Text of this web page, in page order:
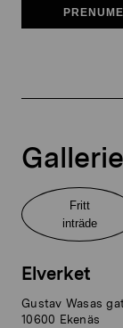
Fritt
inträde
Elverket
Gustav Wasas
10600 Ekenäs